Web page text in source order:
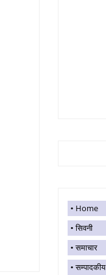
Home
सिवनी
समाचार
सम्पादकीय